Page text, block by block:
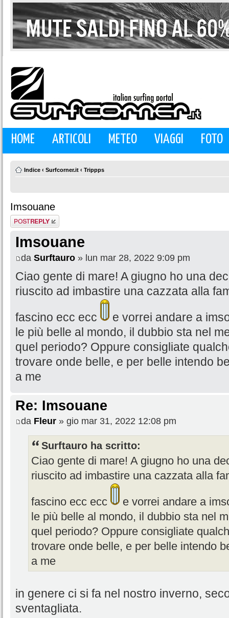
HOME ARTICOLI METEO VIAGGI FOTO
Indice ‹ Surfcorner.it ‹ Trippps
Imsouane
Rispondi al
messaggio
Imsouane
da Surftauro » lun mar 28, 2022 9:09 pm
Ciao gente di mare! A giugno ho una
riuscito ad imbastire una cazzata alla
fascino ecc ecc
e vorrei andare a
le più belle al mondo, il dubbio sta nel
quel periodo? Oppure consigliate
trovare onde belle, e per belle intendo
a me
Re: Imsouane
da Fleur » gio mar 31, 2022 12:08 pm
Surftauro ha scritto:
Ciao gente di mare! A giugno ho una
riuscito ad imbastire una cazzata alla
fascino ecc ecc
e vorrei andare a
le più belle al mondo, il dubbio sta nel
quel periodo? Oppure consigliate
trovare onde belle, e per belle intendo
a me
in genere ci si fa nel nostro inverno,
sventagliata.